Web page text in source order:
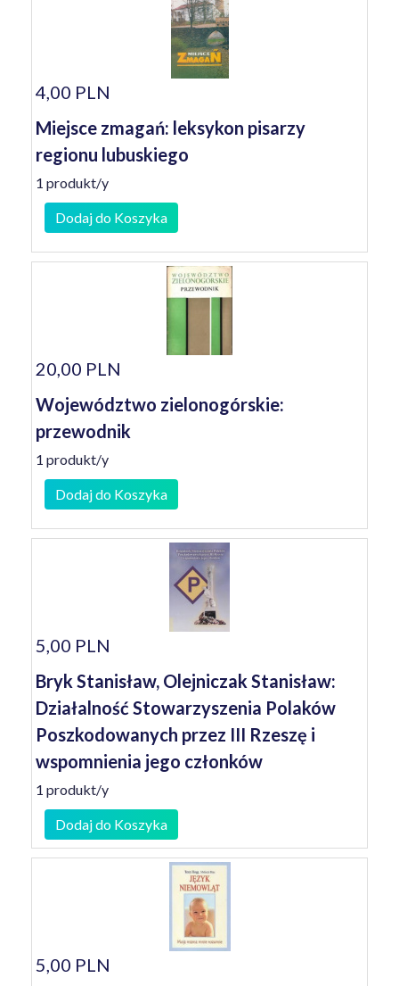
4,00 PLN
Miejsce zmagań: leksykon pisarzy
regionu lubuskiego
1 produkt/y
Dodaj do Koszyka
20,00 PLN
Województwo zielonogórskie:
przewodnik
1 produkt/y
Dodaj do Koszyka
5,00 PLN
Bryk Stanisław, Olejniczak Stanisław:
Działalność Stowarzyszenia Polaków
Poszkodowanych przez III Rzeszę i
wspomnienia jego członków
1 produkt/y
Dodaj do Koszyka
5,00 PLN